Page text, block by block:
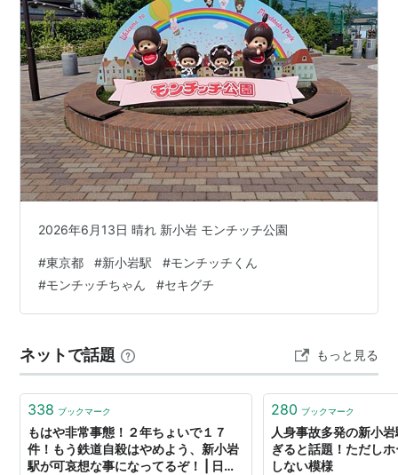
」→市川駅…津田沼駅…千葉駅
■ 横須賀線 直通（東京以遠）…（至・久里浜駅 大
船駅 横浜駅 武蔵小杉駅 品川駅 新橋駅）
■ 外房線直通（千葉経由）…（至・蘇我駅
誉田駅
大網駅 茂原駅 上総一ノ宮駅 勝浦駅）
■ 内房線直通（千葉経由）…（至・蘇我駅 木更津
駅 君津駅)
■ 総武本線直通（千葉経由）…（至・佐倉駅 成東
)
成田空港駅
■中央・総武線（各駅停車）（中央・総武緩行線）
三鷹駅…中野駅… 錦糸町駅 … 平
井駅←「新小岩駅」→小岩駅…市川駅…西船橋駅…津
田沼駅…千葉駅
○リスト：駅キーワード
2026年6月13日 晴れ 新小岩 モンチッチ公園
#東京都 #新小岩駅 #モンチッチくん
#モンチッチちゃん #セキグチ
ネットで話題 もっと見る
338 ブックマーク
もはや非常事態！２年ちょいで１７
件！もう鉄道自殺はやめよう、新小岩
駅が可哀想な事になってるぞ！ | 日本
280 ブックマーク
人身事故多発の新小
ぎると話題！ただし
しない模様